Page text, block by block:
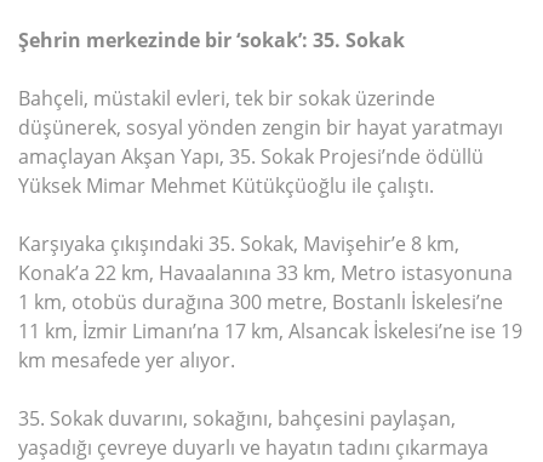
Şehrin merkezinde bir ‘sokak’: 35. Sokak
Bahçeli, müstakil evleri, tek bir sokak üzerinde
düşünerek, sosyal yönden zengin bir hayat yaratmayı
amaçlayan Akşan Yapı, 35. Sokak Projesi’nde ödüllü
Yüksek Mimar Mehmet Kütükçüoğlu ile çalıştı.
Karşıyaka çıkışındaki 35. Sokak, Mavişehir’e 8 km,
Konak’a 22 km, Havaalanına 33 km, Metro istasyonuna
1 km, otobüs durağına 300 metre, Bostanlı İskelesi’ne
11 km, İzmir Limanı’na 17 km, Alsancak İskelesi’ne ise 19
km mesafede yer alıyor.
35. Sokak duvarını, sokağını, bahçesini paylaşan,
yaşadığı çevreye duyarlı ve hayatın tadını çıkarmaya